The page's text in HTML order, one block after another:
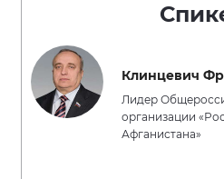
Клинцевич
Лидер
организации
Афганистана»